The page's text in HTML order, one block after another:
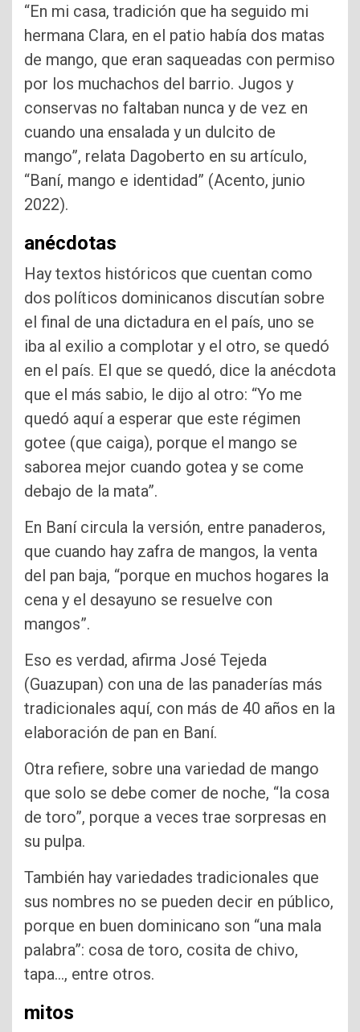
“En mi casa, tradición que ha seguido mi
hermana Clara, en el patio había dos matas
de mango, que eran saqueadas con permiso
por los muchachos del barrio. Jugos y
conservas no faltaban nunca y de vez en
cuando una ensalada y un dulcito de
mango”, relata Dagoberto en su artículo,
“Baní, mango e identidad” (Acento, junio
2022).
anécdotas
Hay textos históricos que cuentan como
dos políticos dominicanos discutían sobre
el final de una dictadura en el país, uno se
iba al exilio a complotar y el otro, se quedó
en el país. El que se quedó, dice la anécdota
que el más sabio, le dijo al otro: “Yo me
quedó aquí a esperar que este régimen
gotee (que caiga), porque el mango se
saborea mejor cuando gotea y se come
debajo de la mata”.
En Baní circula la versión, entre panaderos,
que cuando hay zafra de mangos, la venta
del pan baja, “porque en muchos hogares la
cena y el desayuno se resuelve con
mangos”.
Eso es verdad, afirma José Tejeda
(Guazupan) con una de las panaderías más
tradicionales aquí, con más de 40 años en la
elaboración de pan en Baní.
Otra refiere, sobre una variedad de mango
que solo se debe comer de noche, “la cosa
de toro”, porque a veces trae sorpresas en
su pulpa.
También hay variedades tradicionales que
sus nombres no se pueden decir en público,
porque en buen dominicano son “una mala
palabra”: cosa de toro, cosita de chivo,
tapa…, entre otros.
mitos